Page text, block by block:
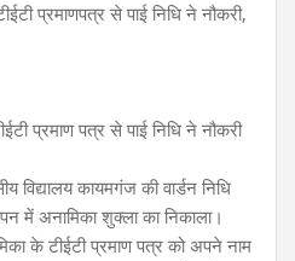
प्रमाणपत्र से पाई निधि ने नौकरी,
प्रमाण पत्र से पाई निधि ने नौकरी
विद्यालय कायमगंज की वार्डन निधि
में अनामिका शुक्ला का निकाला।
के टीईटी प्रमाण पत्र को अपने नाम